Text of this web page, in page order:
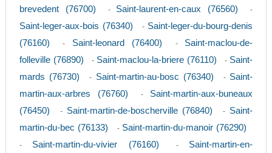
brevedent (76700)
- Saint-laurent-en-caux (76560) -
Saint-leger-aux-bois (76340) - Saint-leger-du-bourg-denis
(76160)
- Saint-leonard (76400) - Saint-maclou-de-
folleville (76890)
- Saint-maclou-la-briere (76110) - Saint-
mards (76730)
- Saint-martin-au-bosc (76340) - Saint-
martin-aux-arbres (76760)
- Saint-martin-aux-buneaux
(76450)
- Saint-martin-de-boscherville (76840) - Saint-
martin-du-bec (76133)
- Saint-martin-du-manoir (76290)
- Saint-martin-du-vivier (76160) - Saint-martin-en-